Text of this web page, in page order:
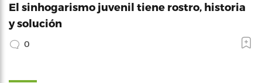
El sinhogarismo juvenil tiene rostro, historia
y solución
0